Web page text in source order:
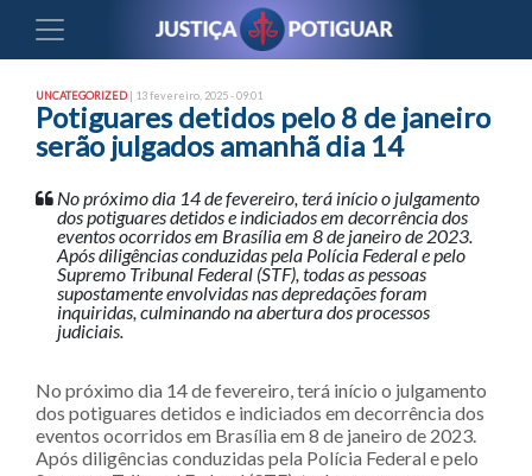
UNCATEGORIZED| 13 fevereiro, 2025 - 09:01
Potiguares detidos pelo 8 de janeiro
serão julgados amanhã dia 14
No próximo dia 14 de fevereiro, terá início o julgamento
dos potiguares detidos e indiciados em decorrência dos
eventos ocorridos em Brasília em 8 de janeiro de 2023.
Após diligências conduzidas pela Polícia Federal e pelo
Supremo Tribunal Federal (STF), todas as pessoas
supostamente envolvidas nas depredações foram
inquiridas, culminando na abertura dos processos
judiciais.
No próximo dia 14 de fevereiro, terá início o julgamento
dos potiguares detidos e indiciados em decorrência dos
eventos ocorridos em Brasília em 8 de janeiro de 2023.
Após diligências conduzidas pela Polícia Federal e pelo